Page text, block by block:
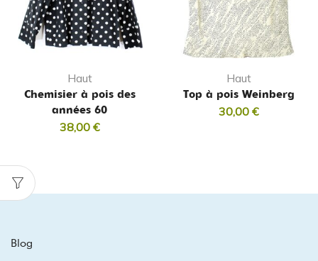
Haut
Chemisier à pois des
années 60
38,00 €
Haut
Top à pois Weinberg
30,00 €
Blog